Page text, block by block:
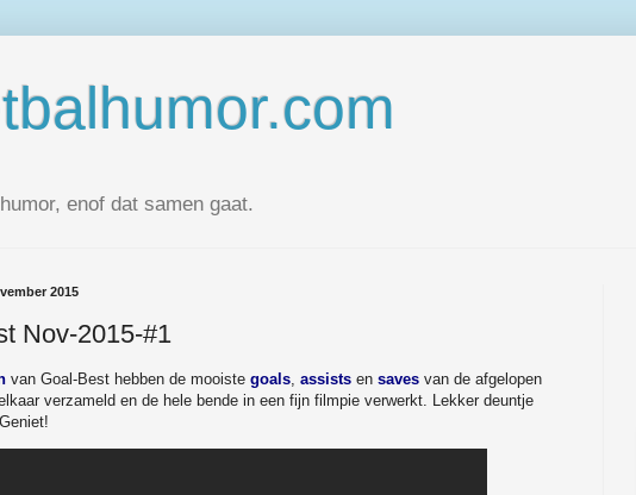
enof dat samen gaat.
2015
Nov-2015-#1
van Goal-Best hebben de mooiste goals, assists en saves van de afgelopen
verzameld en de hele bende in een fijn filmpie verwerkt. Lekker deuntje